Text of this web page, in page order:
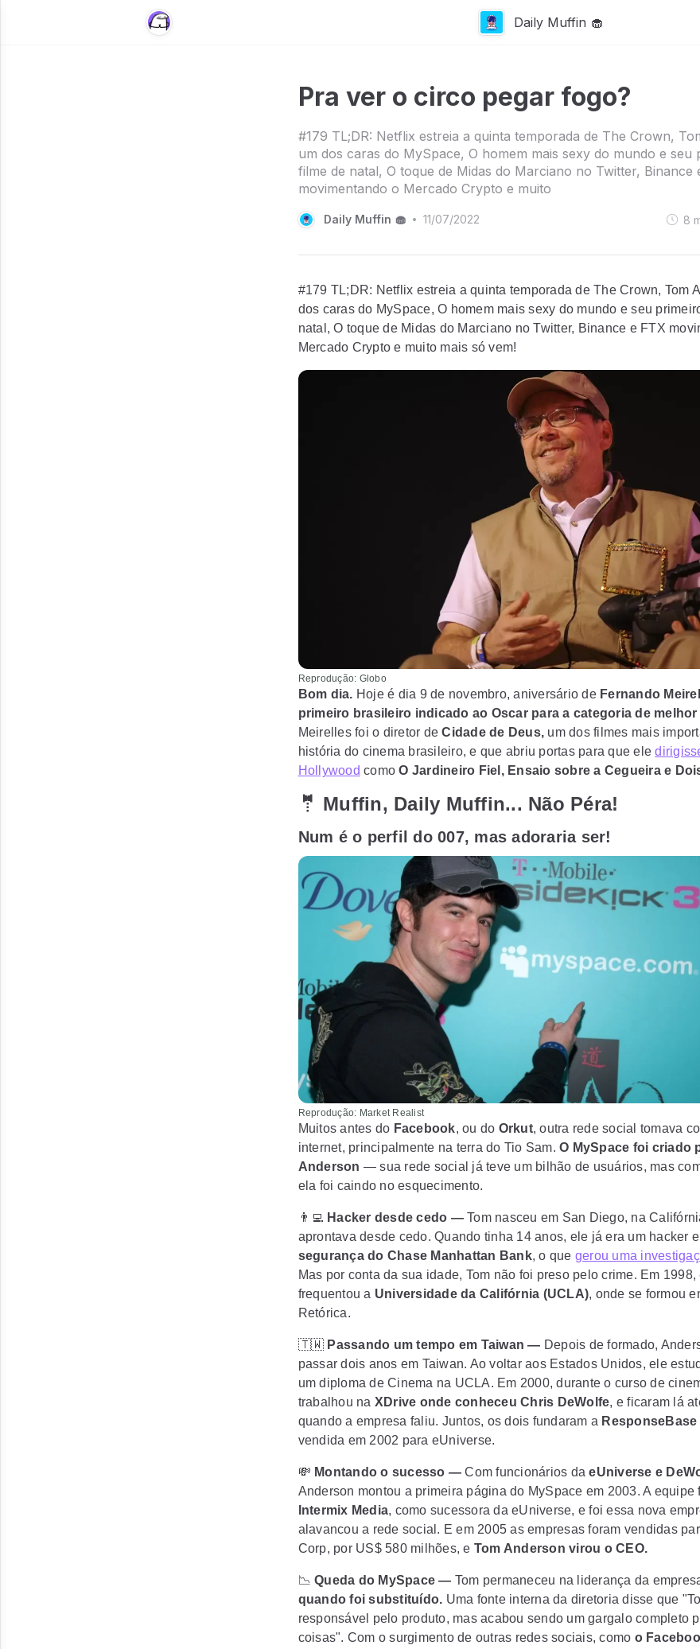
Daily Muffin 🧁
Pra ver o circo pegar fogo?
#179 TL;DR: Netflix estreia a quinta temporada de The Crown,
um dos caras do MySpace, O homem mais sexy do mundo e seu
filme de natal, O toque de Midas do Marciano no Twitter, Binance
movimentando o Mercado Crypto e muito
Daily Muffin 🧁 • 11/07/2022 8
#179 TL;DR: Netflix estreia a quinta temporada de The Crown, Tom
dos caras do MySpace, O homem mais sexy do mundo e seu
natal, O toque de Midas do Marciano no Twitter, Binance e FTX
Mercado Crypto e muito mais só vem!
Reprodução: Globo
Bom dia. Hoje é dia 9 de novembro, aniversário de Fernando
primeiro brasileiro indicado ao Oscar para a categoria de
Meirelles foi o diretor deCidade de Deus, um dos filmes mais
história do cinema brasileiro, e que abriu portas para que ele
Hollywood comoO Jardineiro Fiel, Ensaio sobre a Cegueira e
🤵 Muffin, Daily Muffin... Não Péra!
Num é o perfil do 007, mas adoraria ser!
Reprodução: Market Realist
Muitos antes do Facebook, ou do Orkut, outra rede social tomava
internet, principalmente na terra do Tio Sam. O MySpace foi criado
Anderson — sua rede social já teve um bilhão de usuários, mas
ela foi caindo no esquecimento.
👨‍💻 Hacker desde cedo —Tom nasceu em San Diego, na
aprontava desde cedo. Quando tinha 14 anos, ele já era um hacker e
segurança do Chase Manhattan Bank, o que gerou uma
Mas por conta da sua idade, Tom não foi preso pelo crime. Em 1998,
frequentou a Universidade da Califórnia (UCLA), onde se formou
Retórica.
🇹🇼 Passando um tempo em Taiwan — Depois de formado,
passar dois anos em Taiwan. Ao voltar aos Estados Unidos, ele
um diploma de Cinema na UCLA. Em 2000, durante o curso de
trabalhou na XDrive onde conheceu Chris DeWolfe, e ficaram lá
quando a empresa faliu. Juntos, os dois fundaram a ResponseBase
vendida em 2002 para eUniverse.
💸 Montando o sucesso — Com funcionários daeUniverse e
Anderson montou a primeira página do MySpace em 2003. A equipe
Intermix Media, como sucessora da eUniverse, e foi essa nova
alavancou a rede social. E em 2005 as empresas foram vendidas
Corp, por US$ 580 milhões, e Tom Anderson virou o CEO.
📉 Queda do MySpace — Tom permaneceu na liderança da
quando foi substituído. Uma fonte interna da diretoria disse que
responsável pelo produto, mas acabou sendo um gargalo completo
coisas". Com o surgimento de outras redes sociais, como o